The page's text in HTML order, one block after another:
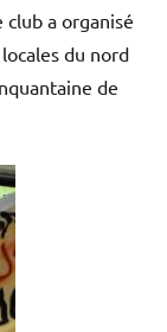
a organisé
du nord
de